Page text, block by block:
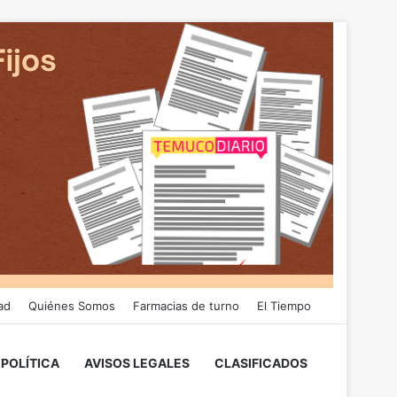
Quiénes Somos Farmacias de turno El Tiempo
POLÍTICA AVISOS LEGALES CLASIFICADOS